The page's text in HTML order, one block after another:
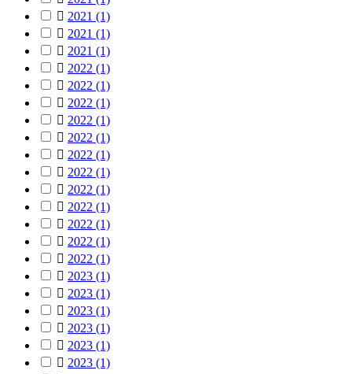
 2021 (1)
 2021 (1)
 2021 (1)
 2022 (1)
 2022 (1)
 2022 (1)
 2022 (1)
 2022 (1)
 2022 (1)
 2022 (1)
 2022 (1)
 2022 (1)
 2022 (1)
 2022 (1)
 2022 (1)
 2023 (1)
 2023 (1)
 2023 (1)
 2023 (1)
 2023 (1)
 2023 (1)